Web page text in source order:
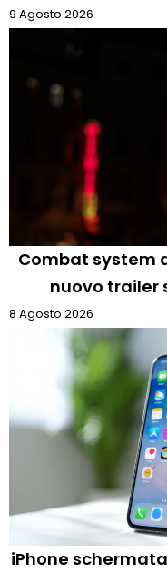
9 Agosto 2026
Combat system
nuovo trailer
8 Agosto 2026
iPhone